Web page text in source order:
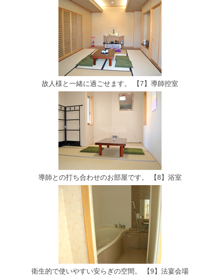
故人様と一緒に過ごせます。 【7】導師控室
導師との打ち合わせのお部屋です。 【8】浴室
衛生的で使いやすい安らぎの空間。 【9】法宴会場